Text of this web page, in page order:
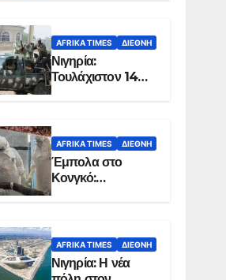
AFRIKA TIMES ΔΙΕΘΝΉ
Νιγηρία:
Τουλάχιστον 14
νεκροί από
στην Οτούκπο
AFRIKA TIMES ΔΙΕΘΝΉ
Έμπολα στο
Κονγκό:
Ξεπέρασαν τους
AFRIKA TIMES ΔΙΕΘΝΉ
Νιγηρία: Η νέα